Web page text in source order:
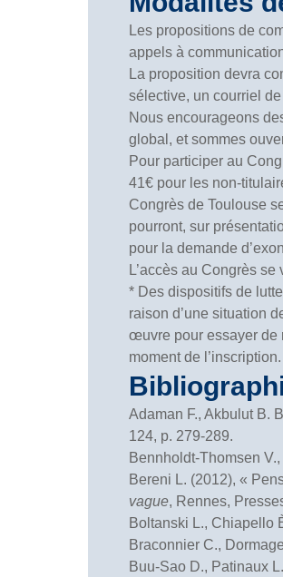
Les propositions de
appels à
La proposition devra
sélective, un courriel
Nous encourageons
global, et sommes
Pour participer au
41€ pour les non-
Congrès de Toulouse
pourront, sur
pour la demande
L’accès au Congrès
* Des dispositifs de
raison d’une situation
œuvre pour essayer de
moment de
Adaman F., Akbulut B.
124, p. 279-289.
Bennholdt-Thomsen
Bereni L. (2012), «
vague, Rennes,
Boltanski L., Chiapello
Braconnier C.,
Buu-Sao D., Patinaux